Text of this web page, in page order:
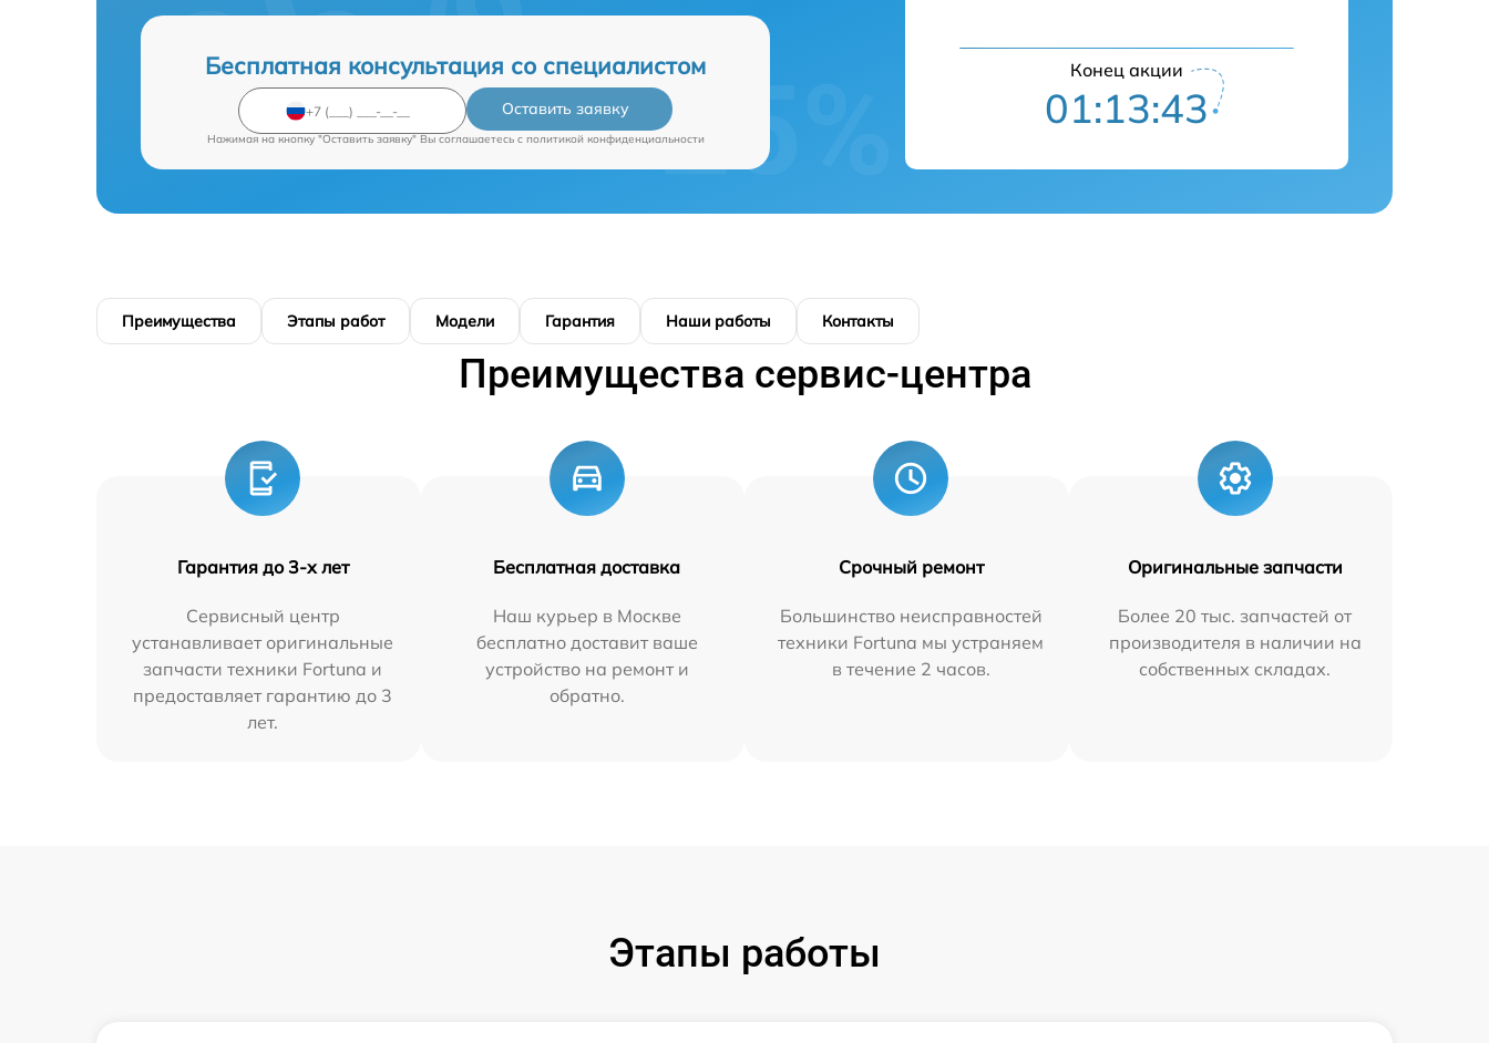
Бесплатная консультация со специалистом
Оставить заявку
Нажимая на кнопку "Оставить заявку" Вы соглашаетесь c политикой конфиденциальности
Конец акции
01:13:42
Преимущества Этапы работ Модели Гарантия Наши работы Контакты
Преимущества сервис-центра
Гарантия до 3-х лет
Сервисный центр
устанавливает оригинальные
запчасти техники Fortuna и
предоставляет гарантию до 3
лет.
Бесплатная доставка
Наш курьер в Москве
бесплатно доставит ваше
устройство на ремонт и
обратно.
Срочный ремонт
Большинство неисправностей
техники Fortuna мы устраняем
в течение 2 часов.
Оригинальные запчасти
Более 20 тыс. запчастей от
производителя в наличии на
собственных складах.
Этапы работы